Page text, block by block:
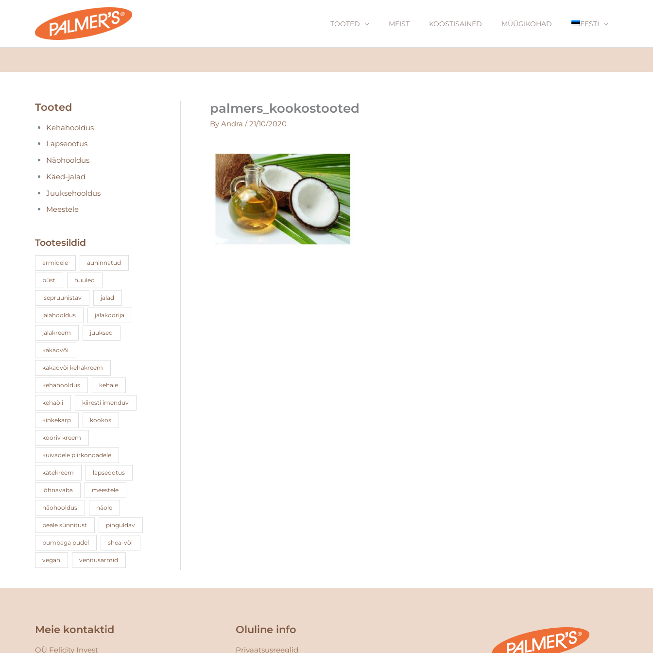
TOOTED MEIST KOOSTISAINED MÜÜGIKOHAD EESTI
Tooted
Kehahooldus
Lapseootus
Näohooldus
Käed-jalad
Juuksehooldus
Meestele
Tootesildid
armidele auhinnatud
büst huuled
isepruunistav jalad
jalahooldus jalakoorija
jalakreem juuksed
kakaovõi
kakaovõi kehakreem
kehahooldus kehale
kehaõli kiiresti imenduv
kinkekarp kookos
kooriv kreem
kuivadele piirkondadele
kätekreem lapseootus
lõhnavaba meestele
näohooldus näole
peale sünnitust pinguldav
pumbaga pudel shea-või
vegan venitusarmid
palmers_kookostooted
By Andra /21/10/2020
Meie kontaktid
OÜ Felicity Invest
Oluline info
Privaatsusreeglid